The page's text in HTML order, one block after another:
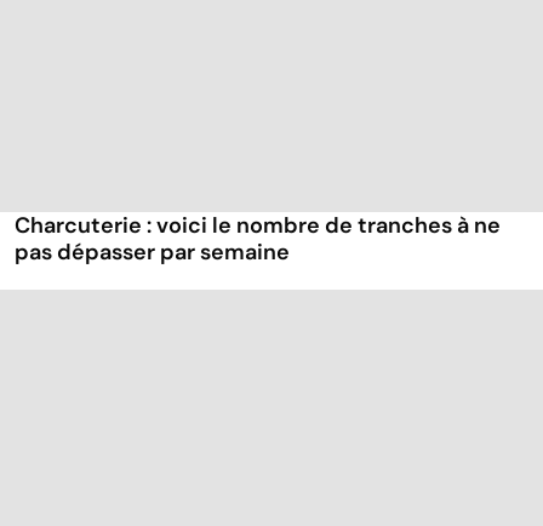
Charcuterie : voici le nombre de tranches à ne
pas dépasser par semaine